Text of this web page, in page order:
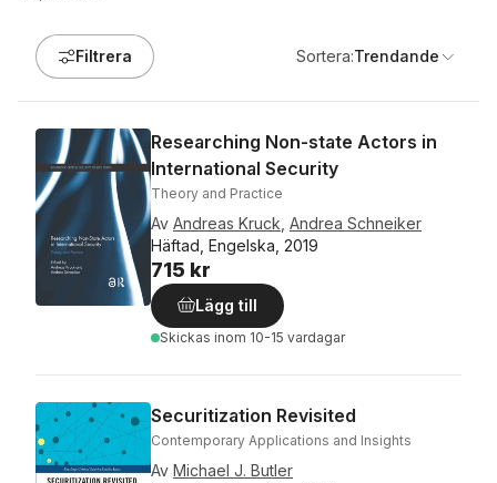
Filtrera Sortera:Trendande
Researching Non-state Actors in
International Security
Theory and Practice
Av Andreas Kruck Andrea Schneiker
Häftad, Engelska, 2019
715 kr
Lägg till
Skickas inom 10-15 vardagar
Securitization Revisited
Contemporary Applications and Insights
Av Michael J. Butler